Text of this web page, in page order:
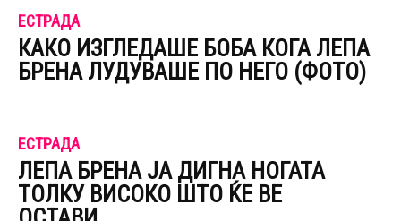
ЕСТРАДА
КАКО ИЗГЛЕДАШЕ БОБА КОГА ЛЕПА
БРЕНА ЛУДУВАШЕ ПО НЕГО (ФОТО)
ЕСТРАДА
ЛЕПА БРЕНА ЈА ДИГНА НОГАТА
ТОЛКУ ВИСОКО ШТО ЌЕ ВЕ